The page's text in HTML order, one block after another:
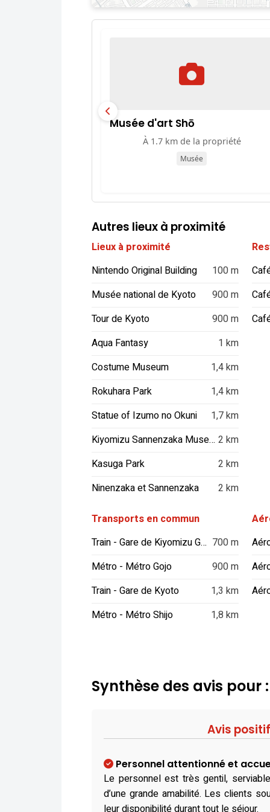
Musée d'art Shō
À 1.7 km de la propriété
Musée
Autres lieux à proximité
Lieux à proximité
Nintendo Original Building
100 m
Musée national de Kyoto
900 m
Tour de Kyoto
900 m
Aqua Fantasy
1 km
Costume Museum
1,4 km
Rokuhara Park
1,4 km
Statue of Izumo no Okuni
1,7 km
Kiyomizu Sannenzaka Museum 2 km
Kasuga Park
2 km
Ninenzaka et Sannenzaka
2 km
Transports en commun
Train - Gare de Kiyomizu Gojo 700 m
Métro - Métro Gojo
900 m
Train - Gare de Kyoto
1,3 km
Métro - Métro Shijo
1,8 km
Synthèse des avis pour
Avis
Personnel attentionné et
Le personnel est très gentil,
d’une grande amabilité. Les clients
leur disponibilité durant tout le séjour.